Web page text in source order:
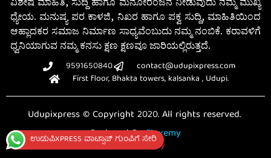
ಉಡುಪಿXPRESS ವಾಟ್ಸಾಪ್ ಗುಂಪಿಗೆ ಸೇರಿ
ಧ್ಯೇಯ. ಮನುಷ್ಯ ಪರ ಕಾಳಜಿ, ನಿಖರ ಹಾಗೂ ಪಕ್ವ ಸುದ್ದಿ, ಮಾಹಿತಿಯಿಂದ
ಆಹ್ಲಾದಕರ ಸಮಾಜ ನಿರ್ಮಾಣ ಸಾಧ್ಯವೆಂಬುದು ನಮ್ಮ ನಂಬಿಕೆ. ಕರಾವಳಿಗೆ
ಧ್ವನಿಯಾಗುವ ನಮ್ಮ ಕನಸು ಕ್ಷಣ ಕ್ಷಣವೂ ಜಾರಿಯಲ್ಲಿರುತ್ತದೆ.
9591650840
contact@udupixpress.com
First floor, Bhakta towers, kalsanka , Udupi.
Udupixpress © Copyright 2020. All rights reserved.
Designed ByFluxemy
Privacy Policy